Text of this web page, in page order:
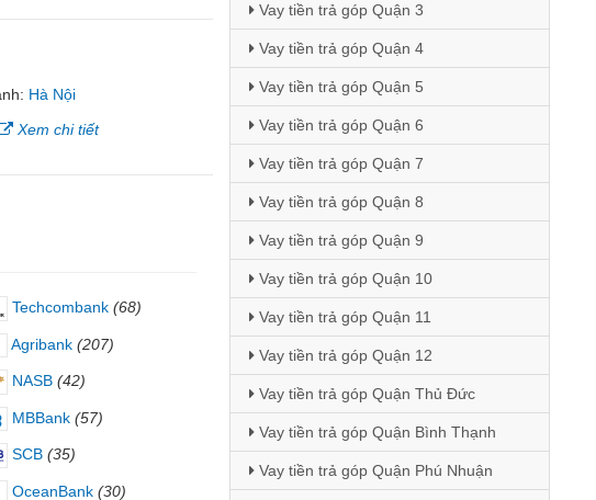
Hà Nội
Xem chi tiết
Techcombank (68)
Agribank (207)
NASB (42)
MBBank (57)
SCB (35)
OceanBank (30)
Vay tiền trả góp Quận 3
Vay tiền trả góp Quận 4
Vay tiền trả góp Quận 5
Vay tiền trả góp Quận 6
Vay tiền trả góp Quận 7
Vay tiền trả góp Quận 8
Vay tiền trả góp Quận 9
Vay tiền trả góp Quận 10
Vay tiền trả góp Quận 11
Vay tiền trả góp Quận 12
Vay tiền trả góp Quận Thủ Đức
Vay tiền trả góp Quận Bình Thạnh
Vay tiền trả góp Quận Phú Nhuận